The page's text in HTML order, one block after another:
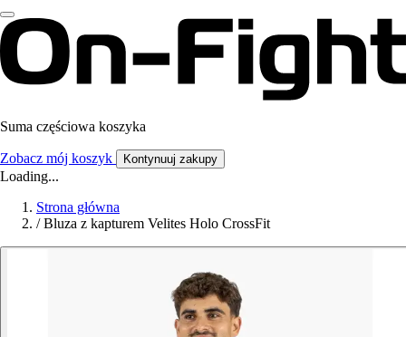
Suma częściowa koszyka
Zobacz mój koszyk Kontynuuj zakupy
Loading...
Strona główna
/ Bluza z kapturem Velites Holo CrossFit